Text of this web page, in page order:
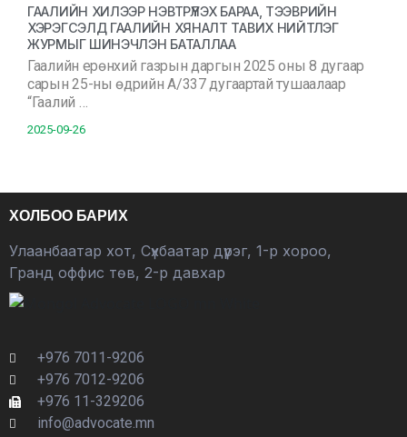
ГААЛИЙН ХИЛЭЭР НЭВТРҮҮЛЭХ БАРАА, ТЭЭВРИЙН
ХЭРЭГСЭЛД ГААЛИЙН ХЯНАЛТ ТАВИХ НИЙТЛЭГ
ЖУРМЫГ ШИНЭЧЛЭН БАТАЛЛАА
Гаалийн ерөнхий газрын даргын 2025 оны 8 дугаар
сарын 25-ны өдрийн А/337 дугаартай тушаалаар
“Гаалий …
2025-09-26
ХОЛБОО БАРИХ
Улаанбаатар хот, Сүхбаатар дүүрэг, 1-р хороо,
Гранд оффис төв, 2-р давхар
+976 7011-9206
+976 7012-9206
+976 11-329206
info@advocate.mn